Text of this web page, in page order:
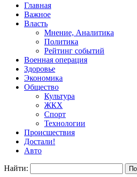
Главная
Важное
Власть
Мнение, Аналитика
Политика
Рейтинг событий
Военная операция
Здоровье
Экономика
Общество
Культура
ЖКХ
Спорт
Технологии
Происшествия
Достали!
Авто
Найти: